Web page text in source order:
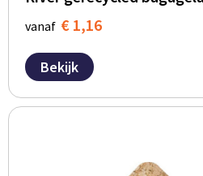
vanaf € 1,16
Bekijk